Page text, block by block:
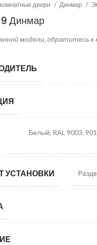
двери Динмар
Динмар
модели, обратитесь
Белый, RAL 9003,
УСТАНОВКИ